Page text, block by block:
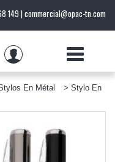
149 | commercial@opac-tn.com
En Métal
> Stylo En